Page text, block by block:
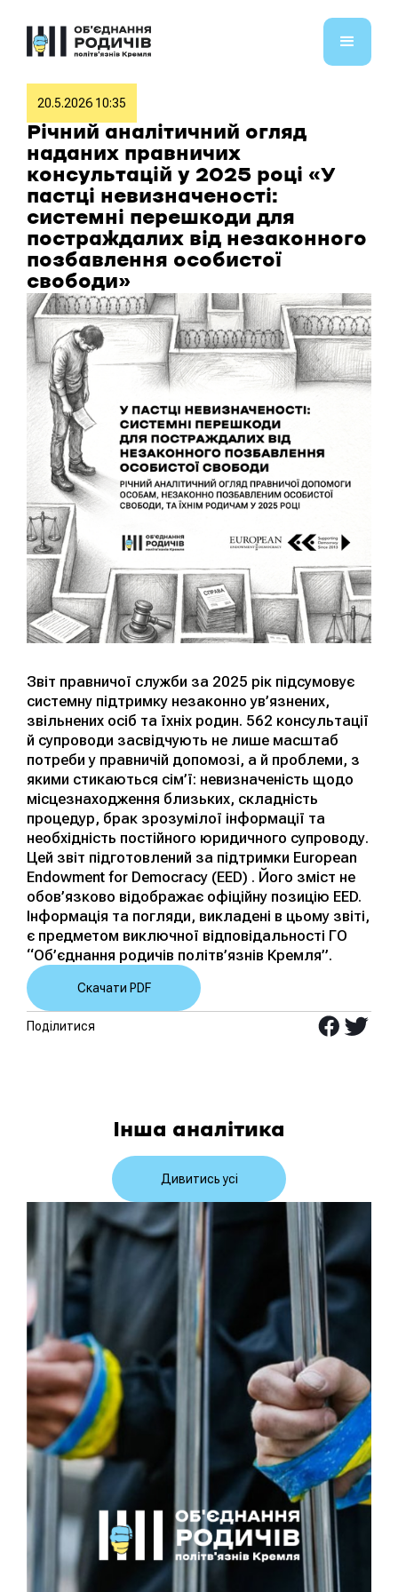
20.5.2026 10:35
Річний аналітичний огляд
наданих правничих
консультацій у 2025 році «У
пастці невизначеності:
системні перешкоди для
постраждалих від незаконного
позбавлення особистої
свободи»
Звіт правничої служби за 2025 рік підсумовує
системну підтримку незаконно ув’язнених,
звільнених осіб та їхніх родин. 562 консультації
й супроводи засвідчують не лише масштаб
потреби у правничій допомозі, а й проблеми, з
якими стикаються сім’ї: невизначеність щодо
місцезнаходження близьких, складність
процедур, брак зрозумілої інформації та
необхідність постійного юридичного супроводу.
Цей звіт підготовлений за підтримки European
Endowment for Democracy (EED) . Його зміст не
обов’язково відображає офіційну позицію EED.
Інформація та погляди, викладені в цьому звіті,
є предметом виключної відповідальності ГО
“Об’єднання родичів політв’язнів Кремля”.
Скачати PDF
Поділитися
Інша аналітика
Дивитись усі